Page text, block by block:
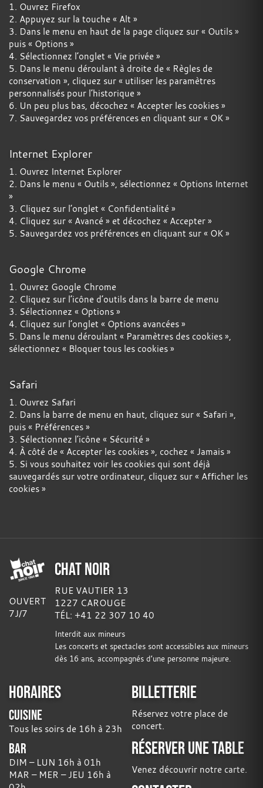
1. Ouvrez Firefox
2. Appuyez sur la touche « Alt »
3. Dans le menu en haut de la page cliquez sur « Outils »
puis « Options »
4. Sélectionnez l’onglet « Vie privée »
5. Dans le menu déroulant à droite de « Règles de
conservation », cliquez sur « utiliser les paramètres
personnalisés pour l’historique »
6. Un peu plus bas, décochez « Accepter les cookies »
7. Sauvegardez vos préférences en cliquant sur « OK »
Internet Explorer
1. Ouvrez Internet Explorer
2. Dans le menu « Outils », sélectionnez « Options Internet
»
3. Cliquez sur l’onglet « Confidentialité »
4. Cliquez sur « Avancé » et décochez « Accepter »
5. Sauvegardez vos préférences en cliquant sur « OK »
Google Chrome
1. Ouvrez Google Chrome
2. Cliquez sur l’icône d’outils dans la barre de menu
3. Sélectionnez « Options »
4. Cliquez sur l’onglet « Options avancées »
5. Dans le menu déroulant « Paramètres des cookies »,
sélectionnez « Bloquer tous les cookies »
Safari
1. Ouvrez Safari
2. Dans la barre de menu en haut, cliquez sur « Safari »,
puis « Préférences »
3. Sélectionnez l’icône « Sécurité »
4. À côté de « Accepter les cookies », cochez « Jamais »
5. Si vous souhaitez voir les cookies qui sont déjà
sauvegardés sur votre ordinateur, cliquez sur « Afficher les
cookies »
OUVERT
7J/7
CHAT NOIR
RUE VAUTIER 13
1227 CAROUGE
TÉL: +41 22 307 10 40
Interdit aux mineurs
Les concerts et spectacles sont accessibles aux mineurs
dès 16 ans, accompagnés d’une personne majeure.
HORAIRES
CUISINE
Tous les soirs de 16h à 23h
BAR
DIM – LUN 16h à 01h
MAR – MER – JEU 16h à
BILLETTERIE
Réservez votre place de
concert.
RÉSERVER UNE TABLE
Venez découvrir notre carte.